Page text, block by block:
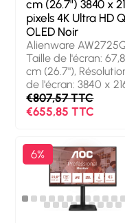
cm (26.7") 3840 x
pixels 4K Ultra HD
OLED Noir
Alienware
Taille de l'écran: 67,8
cm (26.7"),
de l'écran: 3840 x
pixels, Type HD: 4K
Ultra HD, Technologie
0,03 ms, Format
d'image: 16:9, Angle
vision horizontal: 178°,
Angle de vision
vertical: 178°.
Concentrateur USB
€807,57 TTC
€655,85 TTC
6%